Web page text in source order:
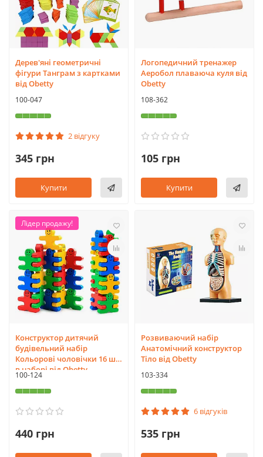
Дерев'яні геометричні
фігури Танграм з картками
від Obetty
100-047
2 відгуку
345 грн
Купити
Логопедичний тренажер
Аеробол плаваюча куля від
Obetty
108-362
105 грн
Купити
Лідер продажу!
Конструктор дитячий
будівельний набір
Кольорові чоловічки 16 шт
в наборі від Obetty
100-124
440 грн
Розвиваючий набір
Анатомічний конструктор
Тіло від Obetty
103-334
6 відгуків
535 грн